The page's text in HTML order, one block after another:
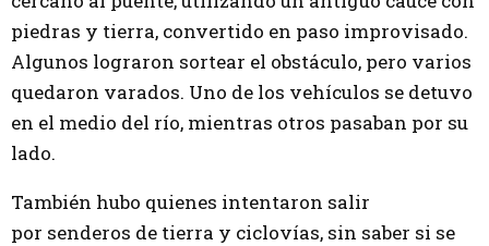
piedras y tierra, convertido en paso improvisado.
Algunos lograron sortear el obstáculo, pero varios
quedaron varados. Uno de los vehículos se detuvo
en el medio del río, mientras otros pasaban por su
lado.
También hubo quienes intentaron salir
por senderos de tierra y ciclovías, sin saber si se